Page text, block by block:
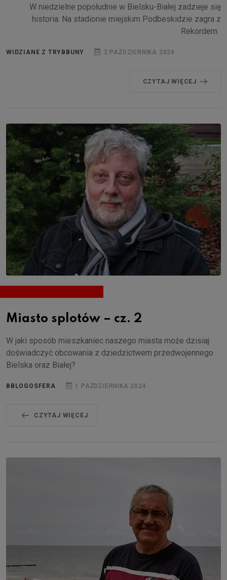
W niedzielne popołudnie w Bielsku-Białej zadzieje się
historia. Na stadionie miejskim Podbeskidzie zagra z
Rekordem.
WIDZIANE Z TRYBBUNY 2 PAŹDZIERNIKA 2024
CZYTAJ WIĘCEJ
Miasto splotów – cz. 2
W jaki sposób mieszkaniec naszego miasta może dzisiaj
doświadczyć obcowania z dziedzictwem przedwojennego
Bielska oraz Białej?
BBLOGOSFERA 1 PAŹDZIERNIKA 2024
CZYTAJ WIĘCEJ